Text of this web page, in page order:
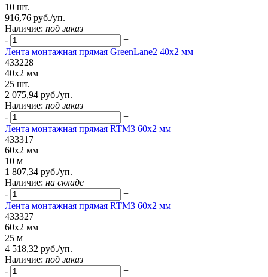
10 шт.
916,76 руб./уп.
Наличие: под заказ
-
+
Лента монтажная прямая GreenLane2 40x2 мм
433228
40x2 мм
25 шт.
2 075,94 руб./уп.
Наличие: под заказ
-
+
Лента монтажная прямая RTM3 60x2 мм
433317
60x2 мм
10 м
1 807,34 руб./уп.
Наличие: на складе
-
+
Лента монтажная прямая RTM3 60x2 мм
433327
60x2 мм
25 м
4 518,32 руб./уп.
Наличие: под заказ
-
+